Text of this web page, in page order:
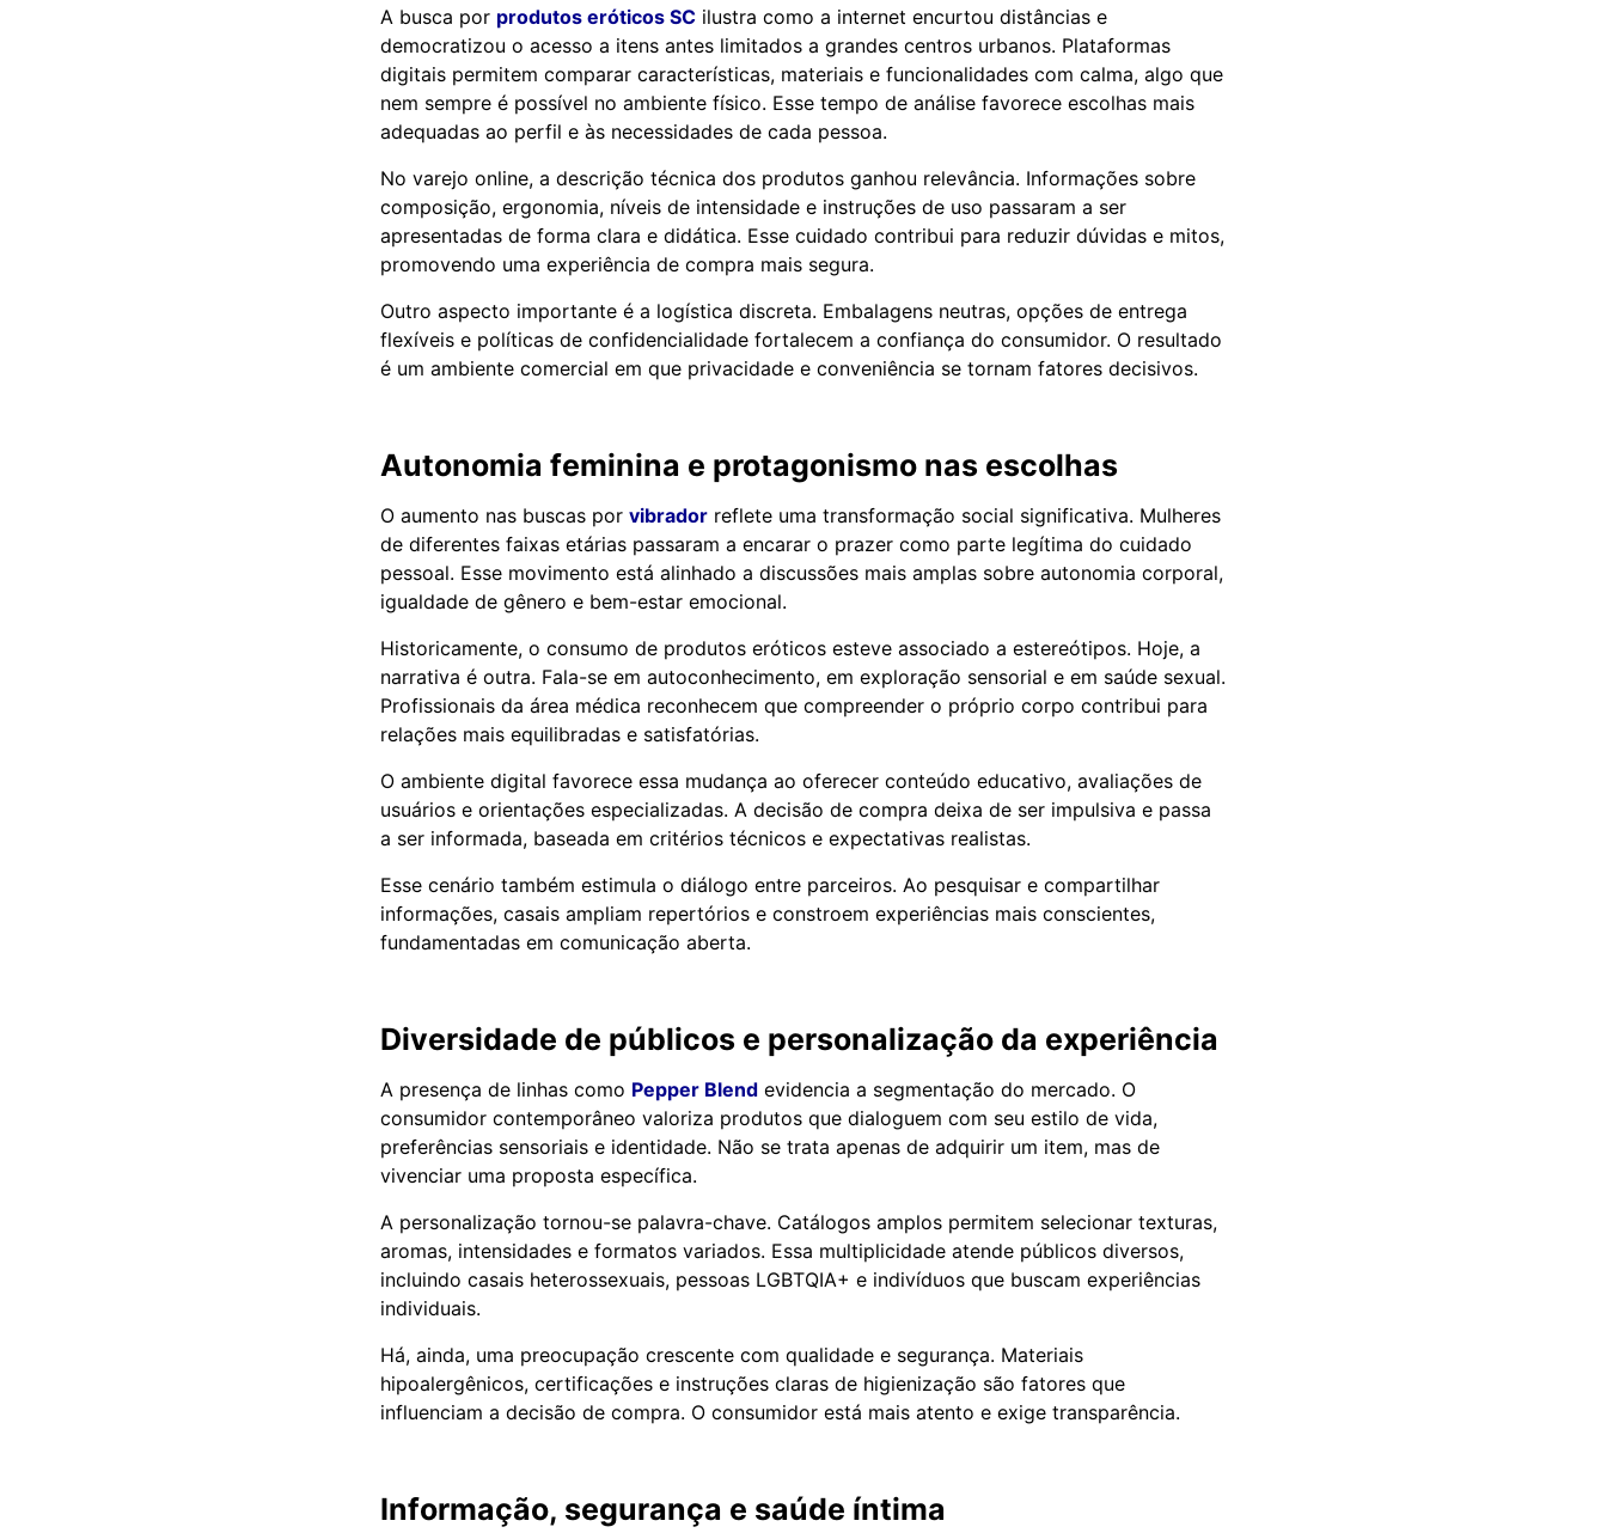
A busca por produtos eróticos SC ilustra como a internet encurtou distâncias e
democratizou o acesso a itens antes limitados a grandes centros urbanos. Plataformas
digitais permitem comparar características, materiais e funcionalidades com calma, algo que
nem sempre é possível no ambiente físico. Esse tempo de análise favorece escolhas mais
adequadas ao perfil e às necessidades de cada pessoa.
No varejo online, a descrição técnica dos produtos ganhou relevância. Informações sobre
composição, ergonomia, níveis de intensidade e instruções de uso passaram a ser
apresentadas de forma clara e didática. Esse cuidado contribui para reduzir dúvidas e mitos,
promovendo uma experiência de compra mais segura.
Outro aspecto importante é a logística discreta. Embalagens neutras, opções de entrega
flexíveis e políticas de confidencialidade fortalecem a confiança do consumidor. O resultado
é um ambiente comercial em que privacidade e conveniência se tornam fatores decisivos.
Autonomia feminina e protagonismo nas escolhas
O aumento nas buscas por vibrador reflete uma transformação social significativa. Mulheres
de diferentes faixas etárias passaram a encarar o prazer como parte legítima do cuidado
pessoal. Esse movimento está alinhado a discussões mais amplas sobre autonomia corporal,
igualdade de gênero e bem-estar emocional.
Historicamente, o consumo de produtos eróticos esteve associado a estereótipos. Hoje, a
narrativa é outra. Fala-se em autoconhecimento, em exploração sensorial e em saúde sexual.
Profissionais da área médica reconhecem que compreender o próprio corpo contribui para
relações mais equilibradas e satisfatórias.
O ambiente digital favorece essa mudança ao oferecer conteúdo educativo, avaliações de
usuários e orientações especializadas. A decisão de compra deixa de ser impulsiva e passa
a ser informada, baseada em critérios técnicos e expectativas realistas.
Esse cenário também estimula o diálogo entre parceiros. Ao pesquisar e compartilhar
informações, casais ampliam repertórios e constroem experiências mais conscientes,
fundamentadas em comunicação aberta.
Diversidade de públicos e personalização da experiência
A presença de linhas como Pepper Blend evidencia a segmentação do mercado. O
consumidor contemporâneo valoriza produtos que dialoguem com seu estilo de vida,
preferências sensoriais e identidade. Não se trata apenas de adquirir um item, mas de
vivenciar uma proposta específica.
A personalização tornou-se palavra-chave. Catálogos amplos permitem selecionar texturas,
aromas, intensidades e formatos variados. Essa multiplicidade atende públicos diversos,
incluindo casais heterossexuais, pessoas LGBTQIA+ e indivíduos que buscam experiências
individuais.
Há, ainda, uma preocupação crescente com qualidade e segurança. Materiais
hipoalergênicos, certificações e instruções claras de higienização são fatores que
influenciam a decisão de compra. O consumidor está mais atento e exige transparência.
Informação, segurança e saúde íntima